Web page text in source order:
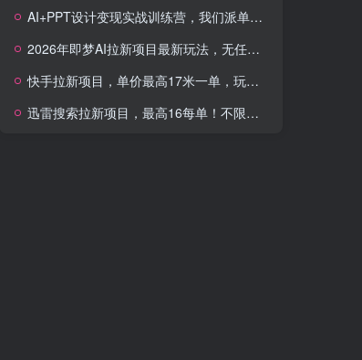
AI+PPT设计变现实战训练营，我们派单，让你的才华直接变现，三大核心模块带你构建Al设计x派单变现的完整闭环
2026年即梦AI拉新项目最新玩法，无任何门槛，操作非常简单，人人都可做，拉新佣金最高13米每单(更新08月07日)
快手拉新项目，单价最高17米一单，玩法简单，0基础也能轻松上手(更新08月07日)
迅雷搜索拉新项目，最高16每单！不限量级人人可冲，零门槛上手(更新0807)